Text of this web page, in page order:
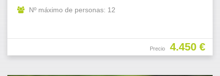
Precio 4.450 €
Nº máximo de personas: 12